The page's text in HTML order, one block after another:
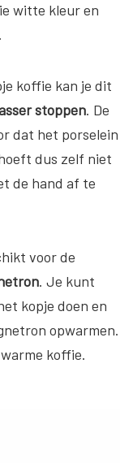
witte kleur en
koffie kan je dit
stoppen. De
dat het porselein
dus zelf niet
de hand af te
voor de
. Je kunt
kopje doen en
opwarmen.
koffie.